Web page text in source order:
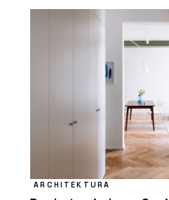
ARCHITEKTURA